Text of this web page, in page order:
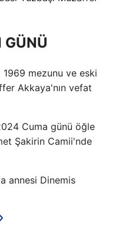
GÜNÜ
mezunu ve eski
Akkaya'nın vefat
Cuma günü öğle
Şakirin Camii'nde
annesi Dinemis